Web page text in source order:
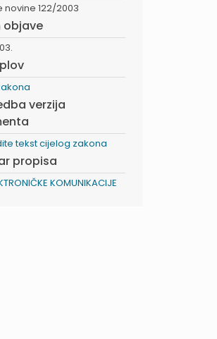
novine 122/2003
objave
verzija
tekst cijelog zakona
propisa
KOMUNIKACIJE